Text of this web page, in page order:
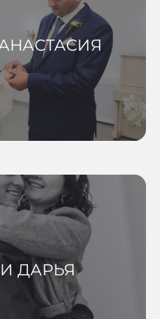
ДАРЬЯ